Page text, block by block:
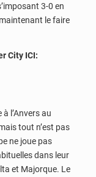
3-0 en
le faire
City ICI:
l’Anvers au
tout n’est pas
ne joue pas
dans leur
et Majorque. Le